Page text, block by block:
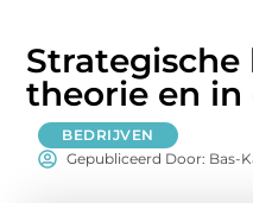
Strategische
theorie en
BEDRIJVEN
Gepubliceerd Door: Bas-